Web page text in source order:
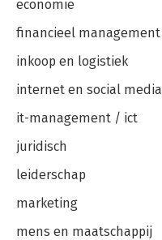
economie
financieel management
inkoop en logistiek
internet en social media
it-management / ict
juridisch
leiderschap
marketing
mens en maatschappij